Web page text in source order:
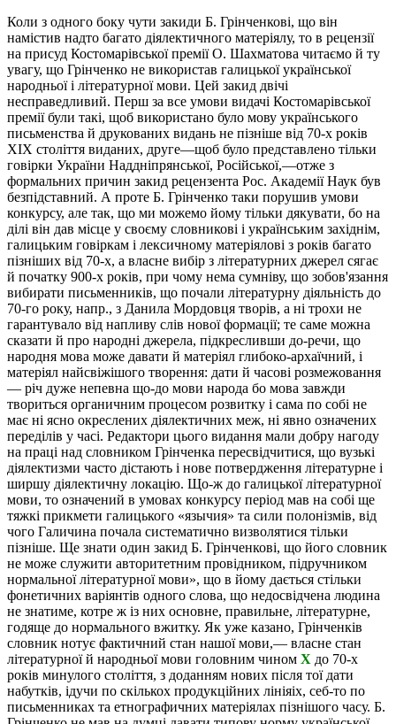
Коли з одного боку чути закиди Б. Грінченкові, що він
намістив надто багато діялектичного матеріялу, то в рецензії
на присуд Костомарівської премії О. Шахматова читаємо й ту
увагу, що Грінченко не використав галицької української
народньої і літературної мови. Цей закид двічі
несправедливий. Перш за все умови видачі Костомарівської
премії були такі, щоб використано було мову українського
письменства й друкованих видань не пізніше від 70-х років
XIX століття виданих, друге—щоб було представлено тільки
говірки України Наддніпрянської, Російської,—отже з
формальних причин закид рецензента Рос. Академії Наук був
безпідставний. А проте Б. Грінченко таки порушив умови
конкурсу, але так, що ми можемо йому тільки дякувати, бо на
ділі він дав місце у своєму словникові і українським західнім,
галицьким говіркам і лексичному матеріялові з років багато
пізніших від 70-х, а власне вибір з літературних джерел сягає
й початку 900-х років, при чому нема сумніву, що зобов'язання
вибирати письменників, що почали літературну діяльність до
70-го року, напр., з Данила Мордовця творів, а ні трохи не
гарантувало від напливу слів нової формації; те саме можна
сказати й про народні джерела, підкресливши до-речи, що
народня мова може давати й матеріял глибоко-архаїчний, і
матеріял найсвіжішого творення: дати й часові розмежовання
— річ дуже непевна що-до мови народа бо мова завжди
твориться органичним процесом розвитку і сама по собі не
має ні ясно окреслених діялектичних меж, ні явно означених
переділів у часі. Редактори цього видання мали добру нагоду
на праці над словником Грінченка пересвідчитися, що вузькі
діялектизми часто дістають і нове потвердження літературне і
ширшу діялектичну локацію. Що-ж до галицької літературної
мови, то означений в умовах конкурсу період мав на собі ще
тяжкі прикмети галицького «язычия» та сили полонізмів, від
чого Галичина почала систематично визволятися тільки
пізніше. Ще знати один закид Б. Грінченкові, що його словник
не може служити авторитетним провідником, підручником
нормальної літературної мови», що в йому дається стільки
фонетичних варіянтів одного слова, що недосвідчена людина
не знатиме, котре ж із них основне, правильне, літературне,
годяще до нормального вжитку. Як уже казано, Грінченків
словник нотує фактичний стан нашої мови,— власне стан
літературної й народньої мови головним чином X до 70-х
років минулого століття, з доданням нових після тої дати
набутків, ідучи по скількох продукційних лініяіх, себ-то по
письменниках та етнографичних матеріялах пізнішого часу. Б.